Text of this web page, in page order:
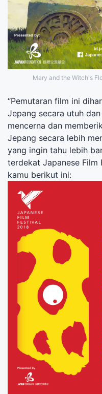
Mary and the Witch's
“Pemutaran film ini
Jepang secara utuh
mencerna dan
Jepang secara lebih
yang ingin tahu lebih
terdekat Japanese Film
kamu berikut ini: